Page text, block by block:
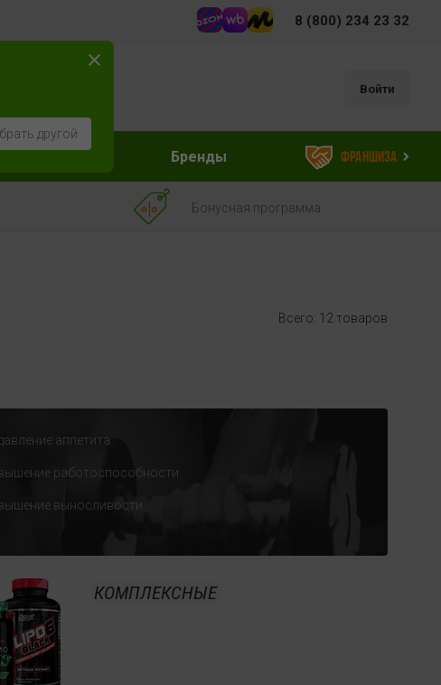
8 (800) 234 23 32
Войти
Бренды Франшиза
Бонусная программа
Всего: 12 товаров
аппетита
работоспособности
выносливости
КОМПЛЕКСНЫЕ
другой